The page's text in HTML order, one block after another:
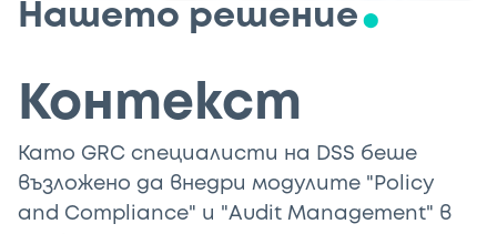
Нашето решение
Контекст
Като GRC специалисти на DSS беше
възложено да внедри модулите "Policy
and Compliance" и "Audit Management" в